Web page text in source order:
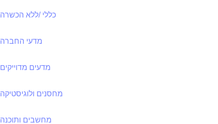
כללי /ללא הכשרה
מדעי החברה
מדעים מדוייקים
מחסנים ולוגיסטיקה
מחשבים ותוכנה